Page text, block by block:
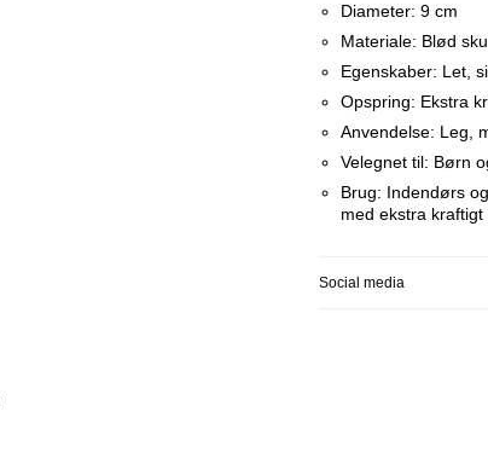
Diameter: 9 cm
Materiale: Blød
Egenskaber: Let,
Opspring: Ekstra
Anvendelse: Leg,
Velegnet til: Børn
Brug: Indendørs
med ekstra
Social media